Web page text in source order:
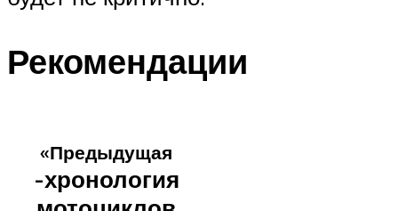
Рекомендации
«Предыдущая
-хронология